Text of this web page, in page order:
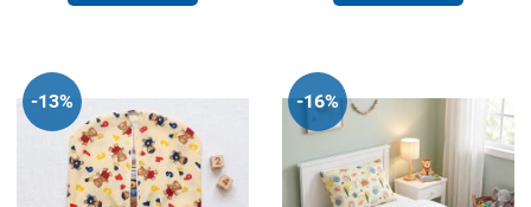
-13% -16%